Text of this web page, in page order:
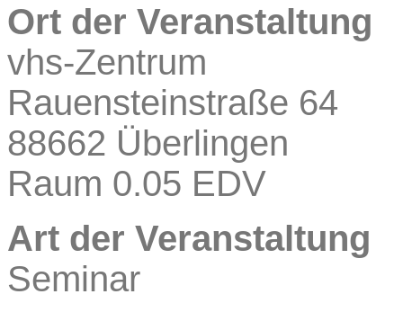
Ort der Veranstaltung
vhs-Zentrum
Rauensteinstraße 64
88662 Überlingen
Raum 0.05 EDV
Art der Veranstaltung
Seminar